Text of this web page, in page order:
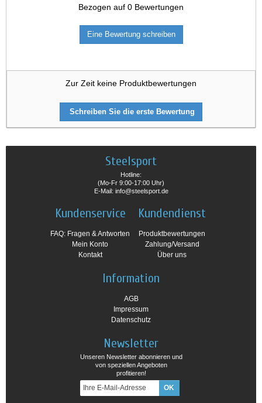
Bezogen auf 0 Bewertungen
Eine Bewertung schreiben
Zur Zeit keine Produktbewertungen
Schreiben Sie die erste Bewertung
Steelsport
Hotline:
(Mo-Fr 9:00-17:00 Uhr)
E-Mail: info@steelsport.de
Kundenservice
FAQ: Fragen & Antworten
Mein Konto
Kontakt
Kundendienst
Produktbewertungen
Zahlung/Versand
Über uns
Information
AGB
Impressum
Datenschutz
Newsletter
Unseren Newsletter abonnieren und
von speziellen Angeboten
profitieren!